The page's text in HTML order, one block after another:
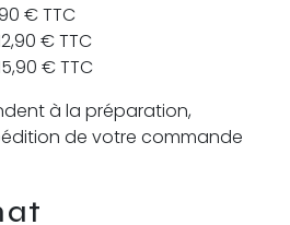
€ TTC
€ TTC
€ TTC
à la préparation,
de votre commande